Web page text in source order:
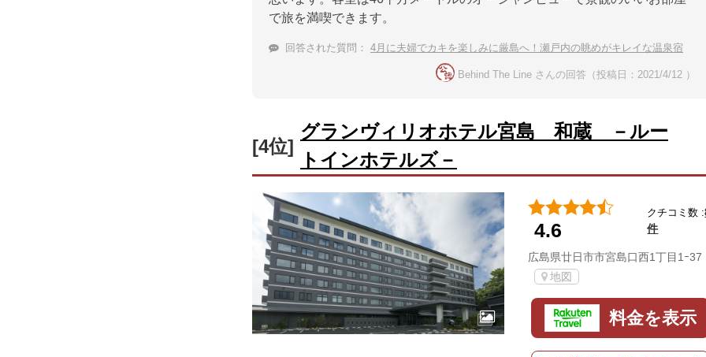
で旅を満喫できます。
回答された質問： 4月に夫婦でカキを楽しみに厳島へ！瀬戸内の眺めがキレイな温泉宿
Behind The Line さんの回答（投稿日：2021/4/12 ）
[4位]
グランヴィリオホテル宮島 和蔵 －ルー
トインホテルズ－
4.6
クチコミ数 :
件
広島県廿日市市宮島口西1丁目1ｰ37
地図
料金を表示